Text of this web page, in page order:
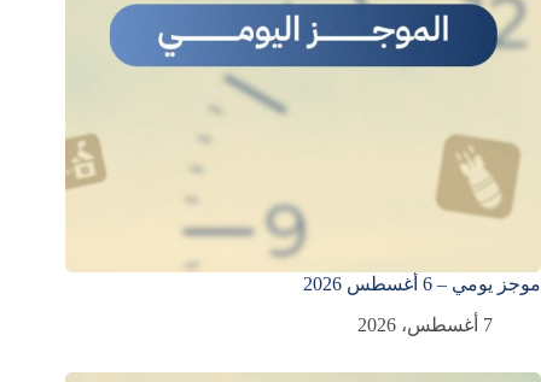
موجز يومي – 6 أغسطس 2026
7 أغسطس، 2026